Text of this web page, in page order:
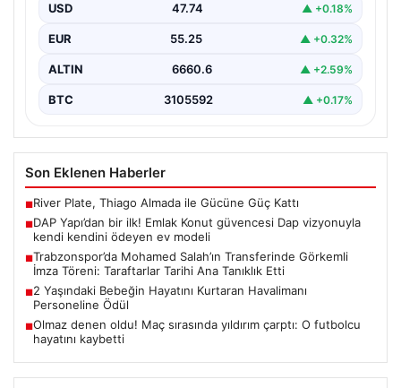
{"title": "DAP Yapı’dan Bir İlk: Güvence ve Vizyonla Kendi
USD 47.74 ▲ +0.18%
EUR 55.25 ▲ +0.32%
ALTIN 6660.6 ▲ +2.59%
BTC 3105592 ▲ +0.17%
Son Eklenen Haberler
■River Plate, Thiago Almada ile Gücüne Güç Kattı
■DAP Yapı’dan bir ilk! Emlak Konut güvencesi Dap vizyonuyla
kendi kendini ödeyen ev modeli
■Trabzonspor’da Mohamed Salah’ın Transferinde Görkemli
İmza Töreni: Taraftarlar Tarihi Ana Tanıklık Etti
■2 Yaşındaki Bebeğin Hayatını Kurtaran Havalimanı
Personeline Ödül
■Olmaz denen oldu! Maç sırasında yıldırım çarptı: O futbolcu
hayatını kaybetti